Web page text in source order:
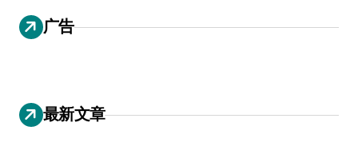
广告
最新文章